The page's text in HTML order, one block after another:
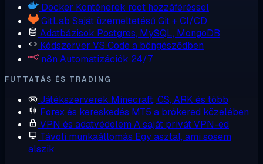
Docker Konténerek root hozzáféréssel
GitLab Saját üzemeltetésű Git + CI/CD
Adatbázisok Postgres, MySQL, MongoDB
Kódszerver VS Code a böngésződben
n8n Automatizációk 24/7
FUTTATÁS ÉS TRADING
Játékszerverek Minecraft, CS, ARK és több
Forex és kereskedés MT5 a brókered közelében
VPN és adatvédelem A saját privát VPN-ed
Távoli munkaállomás Egy asztal, ami sosem
alszik